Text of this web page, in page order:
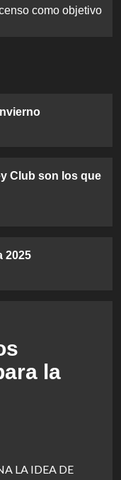
como objetivo
Club son los que
2025
la
LA IDEA DE